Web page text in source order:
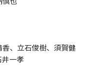
、立石俊樹、須賀健
一孝